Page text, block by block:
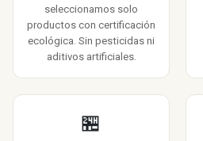
seleccionamos solo
productos con certificación
ecológica. Sin pesticidas ni
aditivos artificiales.
🏪